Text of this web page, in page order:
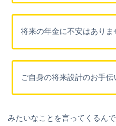
将来の年金に不安はありま
ご自身の将来設計のお手
みたいなことを言ってくるんで